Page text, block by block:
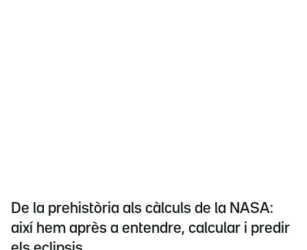
De la prehistòria als càlculs de la NASA:
així hem après a entendre, calcular i predir